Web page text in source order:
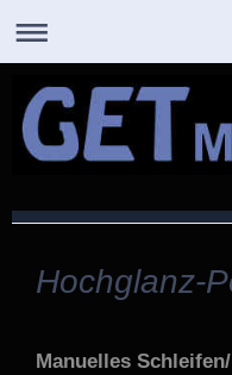
Hochglanz-
Manuelles